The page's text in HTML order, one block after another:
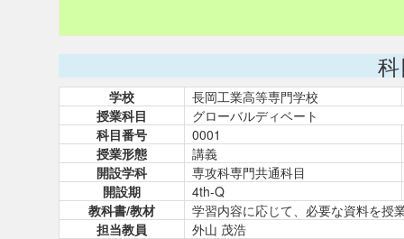
学校
長岡工業高等専門学校
授業科目
グローバルディベート
科目番号
0001
授業形態
講義
開設学科
専攻科専門共通科目
開設期
4th-Q
教科書/教材
学習内容に応じて、必要な資料を授
担当教員
外山 茂浩